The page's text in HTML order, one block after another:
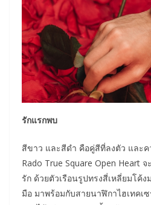
รักแรกพบ
สีขาว และสีดำ คือคู่สีที่ลงตัว และ
Rado True Square Open Heart
รัก ด้วยตัวเรือนรูปทรงสี่เหลี่ยมโค้
มือ มาพร้อมกับสายนาฬิกาไฮเทคเ